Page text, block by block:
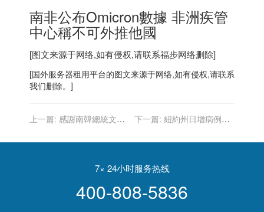
南非公布Omicron數據 非洲疾管
中心稱不可外推他國
[图文来源于网络,如有侵权,请联系福步网络删除]
[国外服务器租用平台的图文来源于网络,如有侵权,请联系
我们删除。]
上一篇: 感謝南韓總統文在
下一篇: 紐約州日增病例近4
7× 24小时服务热线
400-808-5836